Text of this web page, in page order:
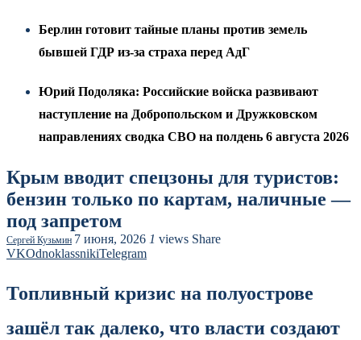
Берлин готовит тайные планы против земель
бывшей ГДР из-за страха перед АдГ
Юрий Подоляка: Российские войска развивают
наступление на Добропольском и Дружковском
направлениях сводка СВО на полдень 6 августа 2026
Крым вводит спецзоны для туристов:
бензин только по картам, наличные —
под запретом
Сергей Кузьмин 7 июня, 2026 1 views Share
VKOdnoklassnikiTelegram
Топливный кризис на полуострове
зашёл так далеко, что власти создают